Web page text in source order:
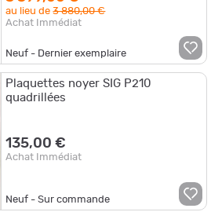
au lieu de3 880,00 €
Achat Immédiat
Neuf - Dernier exemplaire
Plaquettes noyer SIG P210
quadrillées
135,00 €
Achat Immédiat
Neuf - Sur commande